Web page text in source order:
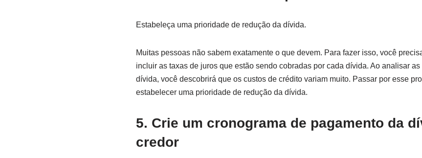
Estabeleça uma prioridade de redução da dívida.
Muitas pessoas não sabem exatamente o que devem. Para fazer isso, você
incluir as taxas de juros que estão sendo cobradas por cada dívida. Ao analisar
dívida, você descobrirá que os custos de crédito variam muito. Passar por esse
estabelecer uma prioridade de redução da dívida.
5. Crie um cronograma de pagamento da
credor